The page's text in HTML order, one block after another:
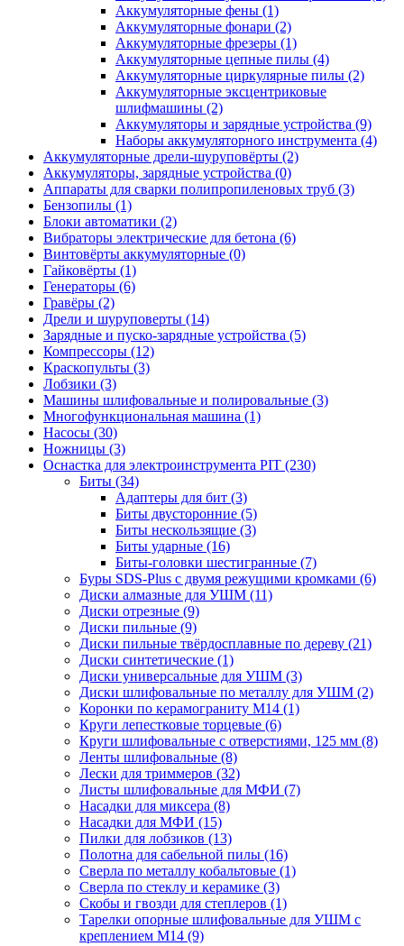
Аккумуляторные фены (1)
Аккумуляторные фонари (2)
Аккумуляторные фрезеры (1)
Аккумуляторные цепные пилы (4)
Аккумуляторные циркулярные пилы (2)
Аккумуляторные эксцентриковые
шлифмашины (2)
Аккумуляторы и зарядные устройства (9)
Наборы аккумуляторного инструмента (4)
Аккумуляторные дрели-шуруповёрты (2)
Аккумуляторы, зарядные устройства (0)
Аппараты для сварки полипропиленовых труб (3)
Бензопилы (1)
Блоки автоматики (2)
Вибраторы электрические для бетона (6)
Винтовёрты аккумуляторные (0)
Гайковёрты (1)
Генераторы (6)
Гравёры (2)
Дрели и шуруповерты (14)
Зарядные и пуско-зарядные устройства (5)
Компрессоры (12)
Краскопульты (3)
Лобзики (3)
Машины шлифовальные и полировальные (3)
Многофункциональная машина (1)
Насосы (30)
Ножницы (3)
Оснастка для электроинструмента PIT (230)
Биты (34)
Адаптеры для бит (3)
Биты двусторонние (5)
Биты нескользящие (3)
Биты ударные (16)
Биты-головки шестигранные (7)
Буры SDS-Plus c двумя режущими кромками (6)
Диски алмазные для УШМ (11)
Диски отрезные (9)
Диски пильные (9)
Диски пильные твёрдосплавные по дереву (21)
Диски синтетические (1)
Диски универсальные для УШМ (3)
Диски шлифовальные по металлу для УШМ (2)
Коронки по керамограниту M14 (1)
Круги лепестковые торцевые (6)
Круги шлифовальные с отверстиями, 125 мм (8)
Ленты шлифовальные (8)
Лески для триммеров (32)
Листы шлифовальные для МФИ (7)
Насадки для миксера (8)
Насадки для МФИ (15)
Пилки для лобзиков (13)
Полотна для сабельной пилы (16)
Сверла по металлу кобальтовые (1)
Сверла по стеклу и керамике (3)
Скобы и гвозди для степлеров (1)
Тарелки опорные шлифовальные для УШМ с
креплением М14 (9)